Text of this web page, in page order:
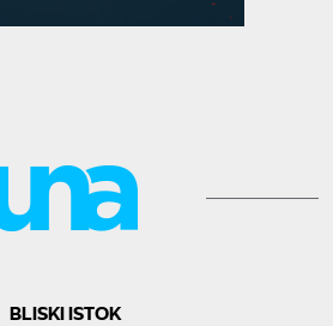
BLISKI ISTOK